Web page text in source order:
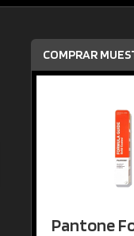
COMPRAR
Pantone